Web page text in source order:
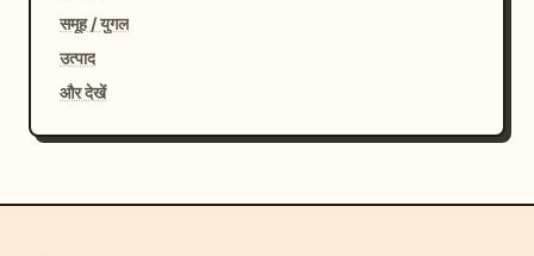
समूह / युगल
उत्पाद
और देखें